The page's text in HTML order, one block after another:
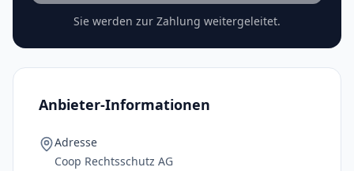
Sie werden zur Zahlung weitergeleitet.
Anbieter-Informationen
Adresse
Coop Rechtsschutz AG